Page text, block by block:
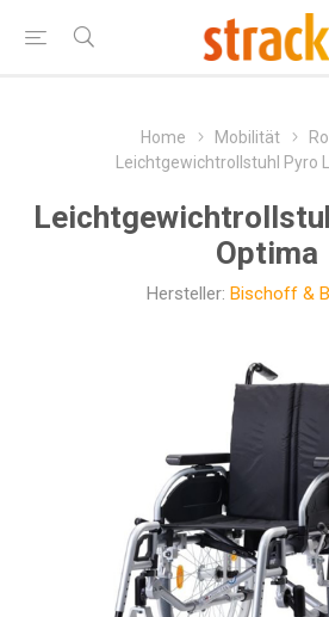
Home Mobilität
Leichtgewichtrollstuhl Pyro
Optima
Hersteller: Bischoff &